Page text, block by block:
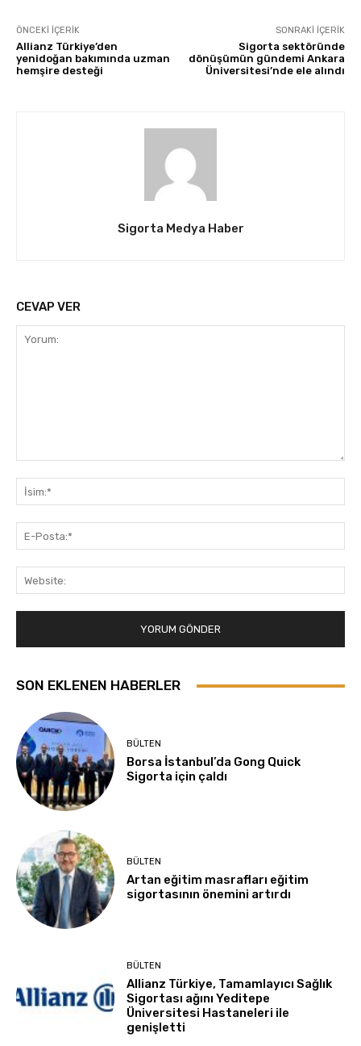
ÖNCEKI İÇERIK
Allianz Türkiye’den
yenidoğan bakımında uzman
hemşire desteği
SONRAKI İÇERIK
Sigorta sektöründe
dönüşümün gündemi Ankara
Üniversitesi’nde ele alındı
Sigorta Medya Haber
CEVAP VER
SON EKLENEN HABERLER
BÜLTEN
Borsa İstanbul’da Gong Quick
Sigorta için çaldı
BÜLTEN
Artan eğitim masrafları eğitim
sigortasının önemini artırdı
BÜLTEN
Allianz Türkiye, Tamamlayıcı Sağlık
Sigortası ağını Yeditepe
Üniversitesi Hastaneleri ile
genişletti